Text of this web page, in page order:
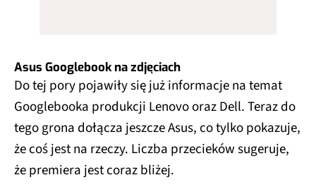
Asus Googlebook na zdjęciach
Do tej pory pojawiły się już informacje na temat
Googlebooka produkcji Lenovo oraz Dell. Teraz do
tego grona dołącza jeszcze Asus, co tylko pokazuje,
że coś jest na rzeczy. Liczba przecieków sugeruje,
że premiera jest coraz bliżej.